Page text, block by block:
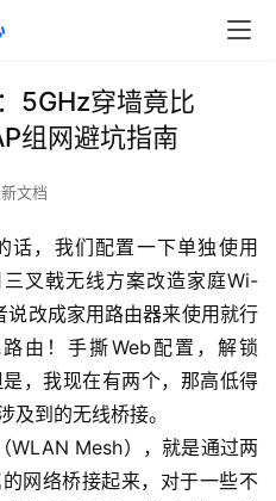
5GHz穿墙竟比
组网避坑指南
文档
话，我们配置一下单独使用
三叉戟无线方案改造家庭Wi-
改成家用路由器来使用就行
由！手撕Web配置，解锁
，我现在有两个，那高低得
及到的无线桥接。
WLAN Mesh），就是通过两
网络桥接起来，对于一些不